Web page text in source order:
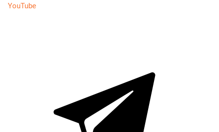
YouTube